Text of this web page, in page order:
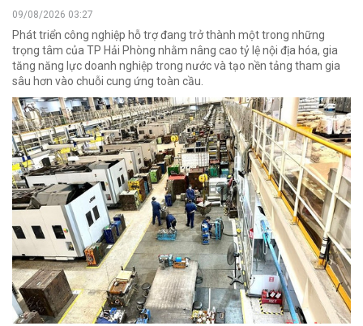
09/08/2026 03:27
Phát triển công nghiệp hỗ trợ đang trở thành một trong những
trọng tâm của TP Hải Phòng nhằm nâng cao tỷ lệ nội địa hóa, gia
tăng năng lực doanh nghiệp trong nước và tạo nền tảng tham gia
sâu hơn vào chuỗi cung ứng toàn cầu.